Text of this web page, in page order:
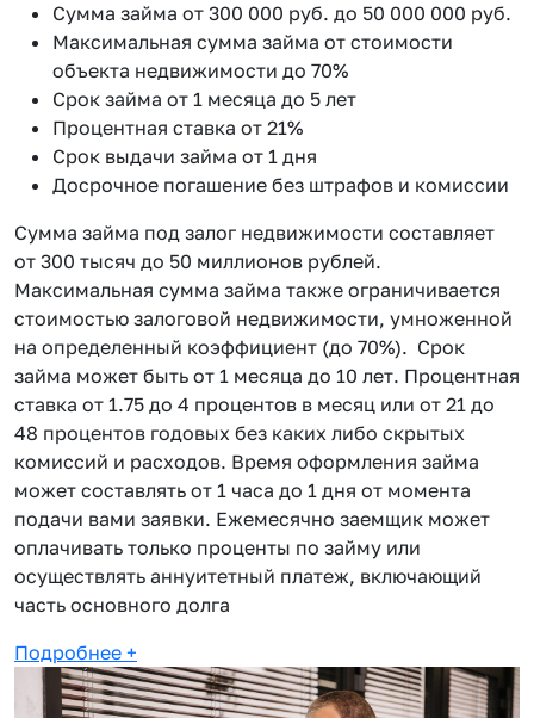
Сумма займа от 300 000 руб. до 50 000 000 руб.
Максимальная сумма займа от стоимости
объекта недвижимости до 70%
Срок займа от 1 месяца до 5 лет
Процентная ставка от 21%
Срок выдачи займа от 1 дня
Досрочное погашение без штрафов и комиссии
Сумма займа под залог недвижимости составляет
от 300 тысяч до 50 миллионов рублей.
Максимальная сумма займа также ограничивается
стоимостью залоговой недвижимости, умноженной
на определенный коэффициент (до 70%). Срок
займа может быть от 1 месяца до 10 лет. Процентная
ставка от 1.75 до 4 процентов в месяц или от 21 до
48 процентов годовых без каких либо скрытых
комиссий и расходов. Время оформления займа
может составлять от 1 часа до 1 дня от момента
подачи вами заявки. Ежемесячно заемщик может
оплачивать только проценты по займу или
осуществлять аннуитетный платеж, включающий
часть основного долга
Подробнее +